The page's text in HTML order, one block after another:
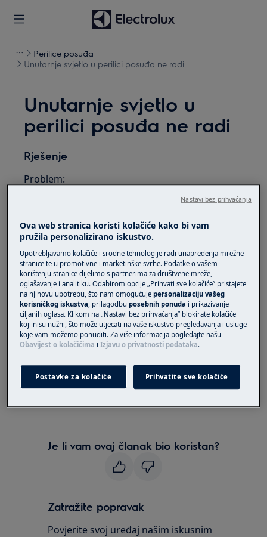
Perilice posuđa
Unutarnje svjetlo u perilici posuđa ne radi
Unutarnje svjetlo u
perilici posuđa ne radi
Rješenje
Problem:
Unutarnje svjetlo u perilici suđa ne radi
Odnosi se na:
Integriranu perilicu suđa
Samostojeću perilicu suđa
Rješenje:
1. Obratite se ovlaštenom servisnom centru
Kako biste dogovorili termin sa serviserom,
kontaktirajte naš pozivni centar 01/6323-338.
Upozorenje:zamjena unutarnjeg svjetla može
prouzročiti curenje uređaja ako se izvede
Je li vam ovaj članak bio koristan?
Zatražite popravak
Povjerite svoj uređaj našim iskusnim
Ova web stranica koristi kolačiće kako bi vam
pružila personalizirano iskustvo.
Upotrebljavamo kolačiće i srodne tehnologije radi unapređenja mrežne
stranice te u promotivne i marketinške svrhe. Podatke o vašem
korištenju stranice dijelimo s partnerima za društvene mreže,
oglašavanje i analitiku. Odabirom opcije „Prihvati sve kolačiće” pristajete
na njihovu upotrebu, što nam omogućujepersonalizaciju vašeg
korisničkog iskustva, prilagodbuposebnih ponuda i prikazivanje
ciljanih oglasa. Klikom na „Nastavi bez prihvaćanja” blokirate kolačiće
koji nisu nužni, što može utjecati na vaše iskustvo pregledavanja i usluge
koje vam možemo ponuditi. Za više informacija pogledajte našu
Obavijest o kolačićima iIzjavu o privatnosti podataka.
Postavke za kolačiće Prihvatite sve kolačiće
Nastavi bez prihvaćanja